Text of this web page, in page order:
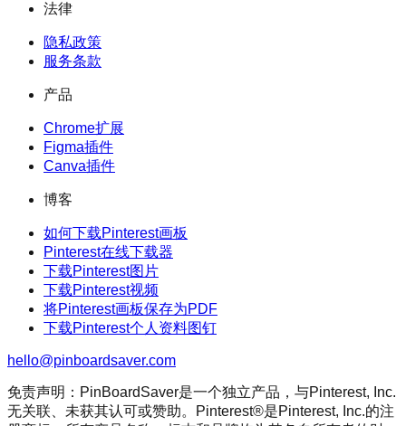
法律
隐私政策
服务条款
产品
Chrome扩展
Figma插件
Canva插件
博客
如何下载Pinterest画板
Pinterest在线下载器
下载Pinterest图片
下载Pinterest视频
将Pinterest画板保存为PDF
下载Pinterest个人资料图钉
hello@pinboardsaver.com
免责声明：PinBoardSaver是一个独立产品，与Pinterest, Inc.
无关联、未获其认可或赞助。Pinterest®是Pinterest, Inc.的注